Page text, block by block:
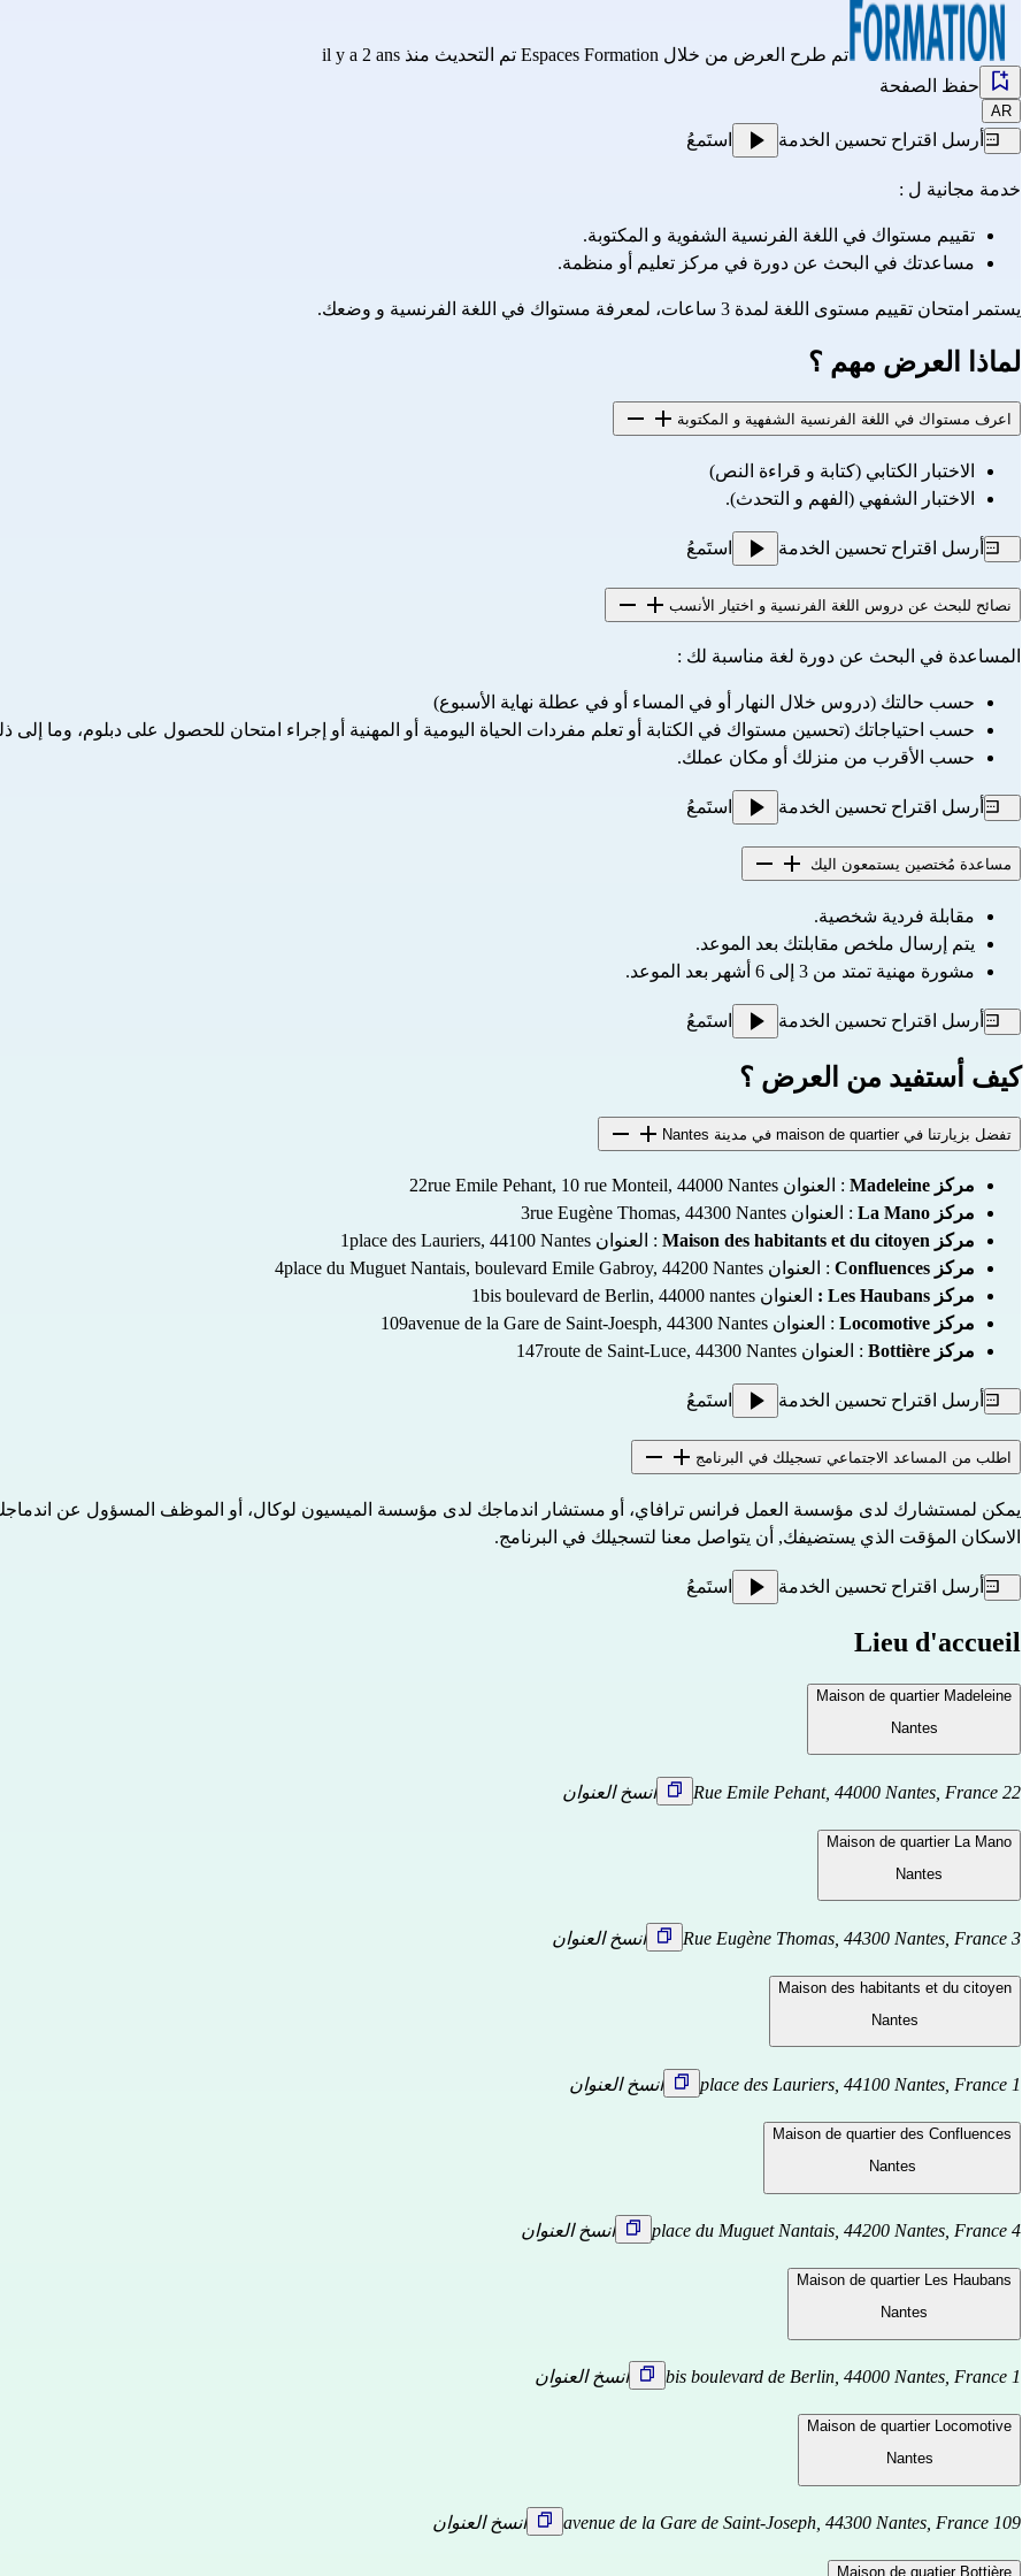
تم طرح العرض من خلال Espaces Formation تم التحديث منذ il y a 2 ans
حفظ الصفحة
AR
أرسل اقتراح تحسين الخدمة استَمعُ
خدمة مجانية ل :
تقييم مستواك في اللغة الفرنسية الشفوية و المكتوبة.
مساعدتك في البحث عن دورة في مركز تعليم أو منظمة.
يستمر امتحان تقييم مستوى اللغة لمدة 3 ساعات، لمعرفة مستواك في اللغة الفرنسية و وضعك.
لماذا العرض مهم ؟
اعرف مستواك في اللغة الفرنسية الشفهية و المكتوبة
الاختبار الكتابي (كتابة و قراءة النص)
الاختبار الشفهي (الفهم و التحدث).
أرسل اقتراح تحسين الخدمة استَمعُ
نصائح للبحث عن دروس اللغة الفرنسية و اختيار الأنسب
المساعدة في البحث عن دورة لغة مناسبة لك :
حسب حالتك (دروس خلال النهار أو في المساء أو في عطلة نهاية الأسبوع)
حسب احتياجاتك (تحسين مستواك في الكتابة أو تعلم مفردات الحياة اليومية أو المهنية أو إجراء امتحان للحصول على دبلوم، وما إلى
حسب الأقرب من منزلك أو مكان عملك.
أرسل اقتراح تحسين الخدمة استَمعُ
مساعدة مُختصين يستمعون اليك
مقابلة فردية شخصية.
يتم إرسال ملخص مقابلتك بعد الموعد.
مشورة مهنية تمتد من 3 إلى 6 أشهر بعد الموعد.
أرسل اقتراح تحسين الخدمة استَمعُ
كيف أستفيد من العرض ؟
تفضل بزيارتنا في maison de quartier في مدينة Nantes
مركز Madeleine
: العنوان 22rue Emile Pehant, 10 rue Monteil, 44000 Nantes
مركز La Mano
: العنوان 3rue Eugène Thomas, 44300 Nantes
مركز Maison des habitants et du citoyen
: العنوان 1place des Lauriers, 44100 Nantes
مركز Confluences
: العنوان 4place du Muguet Nantais, boulevard Emile Gabroy, 44200 Nantes
مركز Les Haubans :
العنوان 1bis boulevard de Berlin, 44000 nantes
مركز Locomotive
: العنوان 109avenue de la Gare de Saint-Joesph, 44300 Nantes
مركز Bottière : العنوان 147route de Saint-Luce, 44300 Nantes
أرسل اقتراح تحسين الخدمة استَمعُ
اطلب من المساعد الاجتماعي تسجيلك في البرنامج
يمكن لمستشارك لدى مؤسسة العمل فرانس ترافاي، أو مستشار اندماجك لدى مؤسسة الميسيون لوكال، أو الموظف المسؤول عن
الاسكان المؤقت الذي يستضيفك, أن يتواصل معنا لتسجيلك في البرنامج.
أرسل اقتراح تحسين الخدمة استَمعُ
Lieu d'accueil
Maison de quartier Madeleine
Nantes
22 Rue Emile Pehant, 44000 Nantes, France انسخ العنوان
Maison de quartier La Mano
Nantes
3 Rue Eugène Thomas, 44300 Nantes, France انسخ العنوان
Maison des habitants et du citoyen
Nantes
1 place des Lauriers, 44100 Nantes, France انسخ العنوان
Maison de quartier des Confluences
Nantes
4 place du Muguet Nantais, 44200 Nantes, France انسخ العنوان
Maison de quartier Les Haubans
Nantes
1 bis boulevard de Berlin, 44000 Nantes, France انسخ العنوان
Maison de quartier Locomotive
Nantes
109 avenue de la Gare de Saint-Joseph, 44300 Nantes, France انسخ العنوان
Maison de quatier Bottière